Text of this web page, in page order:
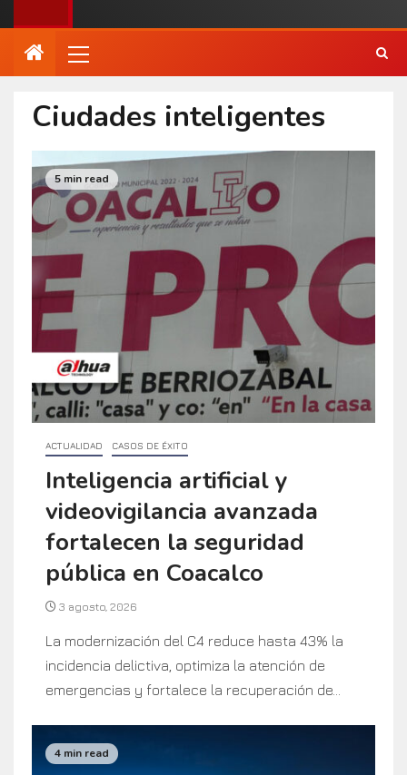
Ciudades inteligentes
5 min read
ACTUALIDAD CASOS DE ÉXITO
Inteligencia artificial y
videovigilancia avanzada
fortalecen la seguridad
pública en Coacalco
3 agosto, 2026
La modernización del C4 reduce hasta 43% la
incidencia delictiva, optimiza la atención de
emergencias y fortalece la recuperación de...
4 min read